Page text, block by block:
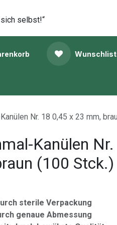
selbst!“
Nr. 18 0,45 x 23 mm,
Kanülen
(100 Stck.)
sterile Verpackung
genaue Abmessung